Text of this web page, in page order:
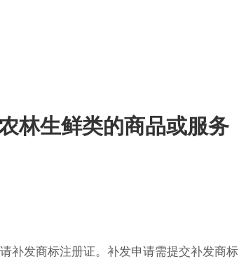
林生鲜类的商品或服务
补发商标注册证。补发申请需提交补发商标